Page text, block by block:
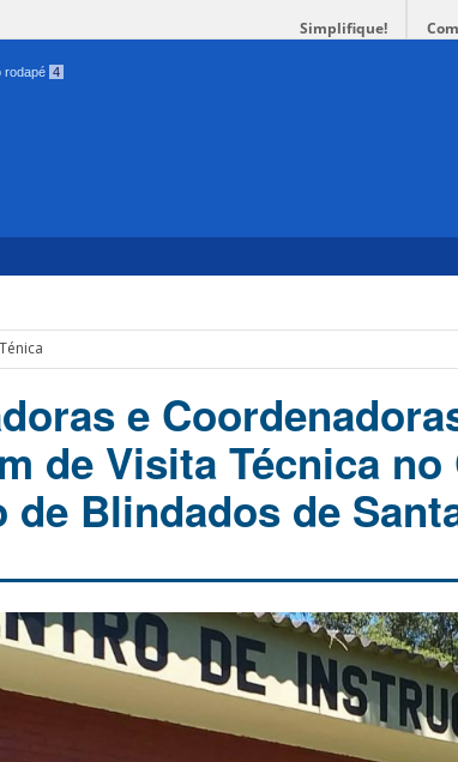
Simplifique!
rodapé 4
e
de Visita Técnica no
de Blindados de